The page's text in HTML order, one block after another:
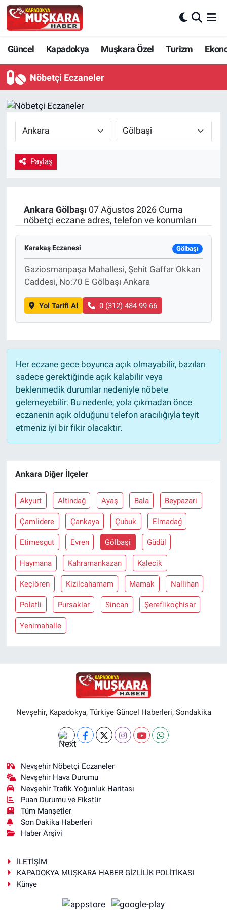
Güncel Kapadokya Muşkara Özel Turizm
Nöbetçi Eczaneler
Paylaş
Ankara Gölbaşı 07 Ağustos 2026 Cuma
nöbetçi eczane adres, telefon ve konumları
Karakaş Eczanesi Gölbaşı
Gaziosmanpaşa Mahallesi, Şehit Gaffar Okkan
Caddesi, No:70 E Gölbaşı Ankara
Yol Tarifi Al 0 (312) 484 99 66
Her eczane gece boyunca açık olmayabilir, bazıları
sadece gerektiğinde açık kalabilir veya
beklenmedik durumlar nedeniyle nöbete
gelemeyebilir. Bu nedenle, yola çıkmadan önce
eczanenin açık olduğunu telefon aracılığıyla teyit
etmeniz iyi bir fikir olacaktır.
Ankara Diğer İlçeler
Akyurt Altindağ Ayaş Bala Beypazari
Çamlidere Çankaya Çubuk Elmadağ
Etimesgut Evren Gölbaşi Güdül
Haymana Kahramankazan Kalecik
Keçiören Kizilcahamam Mamak Nallihan
Polatli Pursaklar Sincan Şereflikoçhisar
Yenimahalle
Nevşehir, Kapadokya, Türkiye Güncel Haberleri, Sondakika
Nevşehir Nöbetçi Eczaneler
Nevşehir Hava Durumu
Nevşehir Trafik Yoğunluk Haritası
Puan Durumu ve Fikstür
Tüm Manşetler
Son Dakika Haberleri
Haber Arşivi
İLETİŞİM
KAPADOKYA MUŞKARA HABER GİZLİLİK POLİTİKASI
Künye
Güncel
SEÇİM
Ekonomi
Kapadokya
Kültür - Sanat
Yaşam
VEFATLAR
Nevşehir Hava Durumu
Nevşehir Trafik Yoğunluk Haritası
Tüm Manşetler
Son Dakika Haberleri